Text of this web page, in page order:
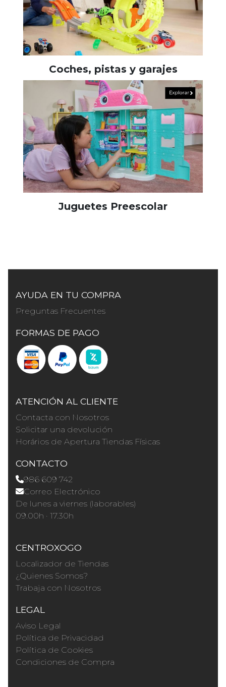
Coches, pistas y garajes
Juguetes Preescolar
AYUDA EN TU COMPRA
Preguntas Frecuentes
FORMAS DE PAGO
ATENCIÓN AL CLIENTE
Contacta con Nosotros
Solicitar una devolución
Horários de Apertura Tiendas Físicas
CONTACTO
986 609 742
Correo Electrónico
De lunes a viernes (laborables)
09.00h · 17.30h
CENTROXOGO
Localizador de Tiendas
¿Quienes Somos?
Trabaja con Nosotros
LEGAL
Aviso Legal
Política de Privacidad
Política de Cookies
Condiciones de Compra